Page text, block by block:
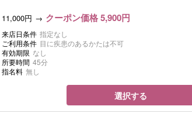
11,000円 クーポン価格 5,900円
来店日条件 指定なし
ご利用条件 目に疾患のあるかたは不可
有効期限 なし
所要時間 45分
指名料 無し
選択する